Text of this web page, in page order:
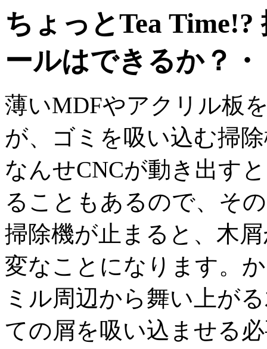
ちょっとTea
ールはできるか？
薄いMDFやアクリル板
が、ゴミを吸い込む掃
なんせCNCが動き出す
ることもあるので、そ
掃除機が止まると、木
変なことになります。
ミル周辺から舞い上が
ての屑を吸い込ませる